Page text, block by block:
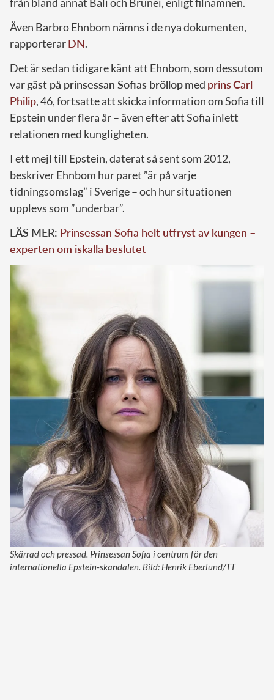
Även Barbro Ehnbom nämns i de nya dokumenten,
rapporterarDN.
Det är sedan tidigare känt att Ehnbom, som dessutom
vargäst på prinsessan Sofias bröllopmed prinsCarl
Philip, 46, fortsatte att skicka information om Sofia till
Epstein under flera år – även efter att Sofia inlett
relationen med kungligheten.
I ett mejl till Epstein, daterat så sent som 2012,
beskriver Ehnbom hur paret ”är på varje
tidningsomslag” i Sverige – och hur situationen
upplevs som ”underbar”.
LÄS MER: Prinsessan Sofia helt utfryst av kungen –
experten om iskalla beslutet
Skärrad och pressad. Prinsessan Sofia i centrum för den
internationella Epstein-skandalen. Bild: Henrik Eberlund/TT